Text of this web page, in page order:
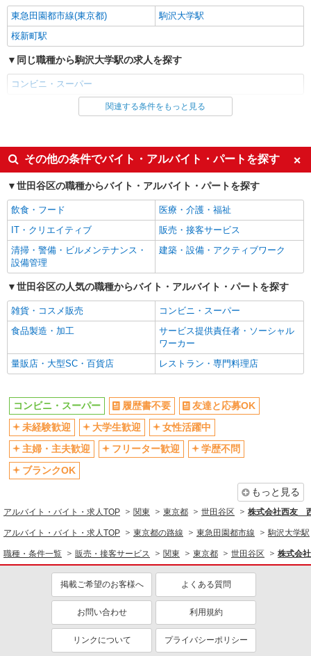
17時以降 時給1,335円以上 20時以降 時給1,335円
以上 ビオラル下北沢駅前店 東京都世田谷区北沢2-
キープ
ライフ経堂店（店舗コード821）
時給1,235円以上
ライフ経堂店 東京都世田谷区経堂5-32-6
詳細を見る
パート
ライフ経堂店（店舗コード821）
惣菜
時給1,235円以上
ライフ経堂店 東京都世田谷区経堂5-32-6
キープ 詳細を見る
パート
ライフ千歳烏山店（店舗コード844）
時給1,235円以上 土日祝日や夕方〜夜間帯は別
途手当つきます！
ライフ千歳烏山店 東京都世田谷区南烏山5-32-
1
キープ
品出し（商品陳列）
時給1,235円以上
ライフ桜新町店 東京都世田谷区桜新町2-23-1
キープ 詳細を見る
ビオラル下北沢駅前店（店舗コード654）
東急田園都市線(東京都)
駒沢大学駅
桜新町駅
同じ職種から駒沢大学駅の求人を探す
コンビニ・スーパー
同じ雇用形態から駒沢大学駅の求人を探す
同じ特徴から駒沢大学駅の求人を探す
履歴書不要
友達と応募OK
未経験歓迎
大学生歓迎
女性活躍中
主婦・主夫歓迎
フリーター歓迎
学歴不問
ブランクOK
エルダー（50代～）活躍中
昇給あり
昼
禁煙・分煙
扶養内勤務OK
交通費支給
社割・特典あり
制服貸与
研修制度あり
同じ職種から求人を探す
販売・接客サービス
コンビニ・スーパー
同じ特徴から求人を探す
ミドル（40代～）活躍中
扶養内勤務OK
交通費支給
社会保険あり
社員登用あり
関連する条件をもっと見る
その他の条件でバイト・アルバイト・パートを探す
世田谷区の職種からバイト・アルバイト・パートを探す
飲食・フード
医療・介護・福祉
IT・クリエイティブ
販売・接客サービス
清掃・警備・ビルメンテナンス・
設備管理
建築・設備・アクティブワーク
世田谷区の人気の職種からバイト・アルバイト・パートを探す
雑貨・コスメ販売
コンビニ・スーパー
食品製造・加工
サービス提供責任者・ソーシャル
ワーカー
量販店・大型SC・百貨店
レストラン・専門料理店
コンビニ・スーパー 履歴書不要
友達と応募OK
未経験歓迎
大学生歓迎
女性活躍中
主婦・主夫歓迎
フリーター歓迎
学歴不問
ブランクOK
もっと見る
アルバイト・バイト・求人TOP 関東 東京都 世田谷区 株式会社西友
アルバイト・バイト・求人TOP 東京都の路線 東急田園都市線 駒沢大学駅
職種・条件一覧 販売・接客サービス 関東 東京都 世田谷区 株式会
掲載ご希望のお客様へ よくある質問
お問い合わせ 利用規約
リンクについて プライバシーポリシー